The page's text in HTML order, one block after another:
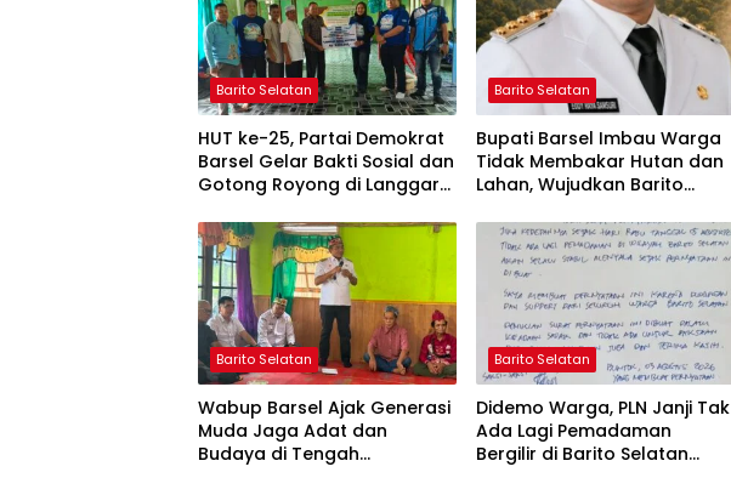
Barito Selatan
HUT ke-25, Partai Demokrat
Barsel Gelar Bakti Sosial dan
Gotong Royong di Langgar
Barito Selatan
Bupati Barsel Imbau Warga
Tidak Membakar Hutan dan
Lahan, Wujudkan Barito
Barito Selatan
Wabup Barsel Ajak Generasi
Muda Jaga Adat dan
Budaya di Tengah
Barito Selatan
Didemo Warga, PLN Janji Tak
Ada Lagi Pemadaman
Bergilir di Barito Selatan